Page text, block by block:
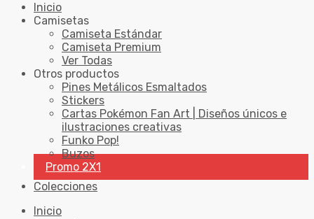
Inicio
Camisetas
Camiseta Estándar
Camiseta Premium
Ver Todas
Otros productos
Pines Metálicos Esmaltados
Stickers
Cartas Pokémon Fan Art | Diseños únicos e
ilustraciones creativas
Funko Pop!
Buzos
Promo 2X1
Colecciones
Inicio